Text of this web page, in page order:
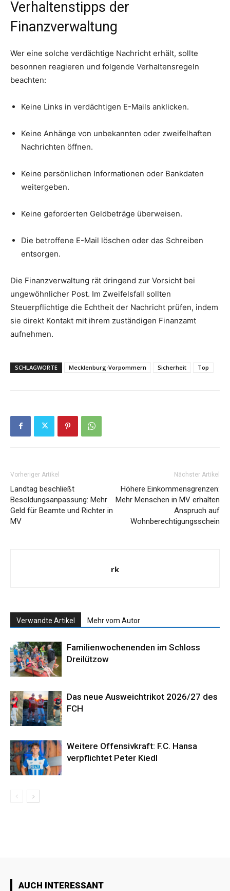
Verhaltenstipps der
Finanzverwaltung
Wer eine solche verdächtige Nachricht erhält, sollte
besonnen reagieren und folgende Verhaltensregeln
beachten:
Keine Links in verdächtigen E-Mails anklicken.
Keine Anhänge von unbekannten oder zweifelhaften
Nachrichten öffnen.
Keine persönlichen Informationen oder Bankdaten
weitergeben.
Keine geforderten Geldbeträge überweisen.
Die betroffene E-Mail löschen oder das Schreiben
entsorgen.
Die Finanzverwaltung rät dringend zur Vorsicht bei
ungewöhnlicher Post. Im Zweifelsfall sollten
Steuerpflichtige die Echtheit der Nachricht prüfen, indem
sie direkt Kontakt mit ihrem zuständigen Finanzamt
aufnehmen.
SCHLAGWORTE Mecklenburg-Vorpommern Sicherheit Top
Vorheriger Artikel
Landtag beschließt
Besoldungsanpassung: Mehr
Geld für Beamte und Richter in
MV
Nächster Artikel
Höhere Einkommensgrenzen:
Mehr Menschen in MV erhalten
Anspruch auf
Wohnberechtigungsschein
rk
Verwandte Artikel Mehr vom Autor
Familienwochenenden im Schloss
Dreilützow
Das neue Ausweichtrikot 2026/27 des
FCH
Weitere Offensivkraft: F.C. Hansa
verpflichtet Peter Kiedl
AUCH INTERESSANT